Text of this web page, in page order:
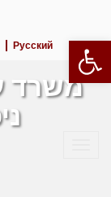
פתח סרגל נגישותРусский
משרד